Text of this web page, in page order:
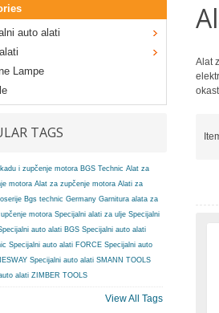
Alat
auto alati
Lampe
TAGS
i zupčenje motora BGS Technic Alat za
motora Alat za zupčenje motora Alati za
Bgs technic Germany Garnitura alata za
motora Specijalni alati za ulje Specijalni
auto alati BGS Specijalni auto alati
Specijalni auto alati FORCE Specijalni auto
Specijalni auto alati SMANN TOOLS
alati ZIMBER TOOLS
View All Tags